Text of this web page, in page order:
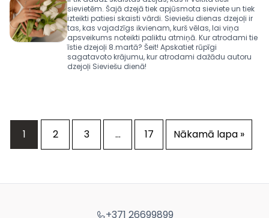
sievietēm. Šajā dzejā tiek apjūsmota sieviete un tiek
izteikti patiesi skaisti vārdi. Sieviešu dienas dzejoļi ir
tas, kas vajadzīgs ikvienam, kurš vēlas, lai viņa
apsveikums noteikti paliktu atmiņā. Kur atrodami tie
īstie dzejoļi 8.martā? Šeit! Apskatiet rūpīgi
sagatavoto krājumu, kur atrodami dažādu autoru
dzejoļi Sieviešu dienā!
1 2 3 … 17 Nākamā lapa »
+371 26699899